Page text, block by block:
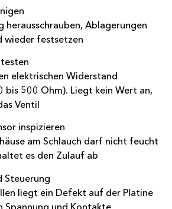
herausschrauben, Ablagerungen
wieder festsetzen
elektrischen Widerstand
bis 500 Ohm). Liegt kein Wert an,
Ventil
inspizieren
am Schlauch darf nicht feucht
es den Zulauf ab
Steuerung
liegt ein Defekt auf der Platine
Spannung und Kontakte